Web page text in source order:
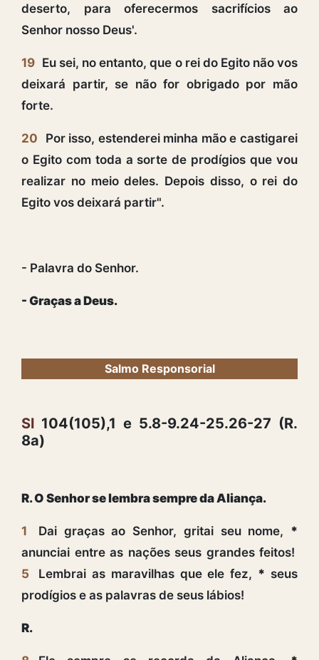
deserto, para oferecermos sacrifícios ao
Senhor nosso Deus'.
19 Eu sei, no entanto, que o rei do Egito não vos
deixará partir, se não for obrigado por mão
forte.
20
Por isso, estenderei minha mão e castigarei
o Egito com toda a sorte de prodígios que vou
realizar no meio deles. Depois disso, o rei do
Egito vos deixará partir".
- Palavra do Senhor.
- Graças a Deus.
Salmo Responsorial
Sl 104(105),1 e 5.8-9.24-25.26-27 (R.
8a)
R. O Senhor se lembra sempre da Aliança.
1 Dai graças ao Senhor, gritai seu nome, *
anunciai entre as nações seus grandes feitos!
5
Lembrai as maravilhas que ele fez, * seus
prodígios e as palavras de seus lábios!
R.